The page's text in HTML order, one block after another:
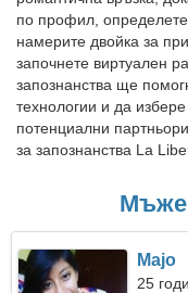
по профил, определете
намерите двойка за
започнете виртуален
запознанства ще
технологии и да
потенциални
за запознанства La
Мъже
Majo
25